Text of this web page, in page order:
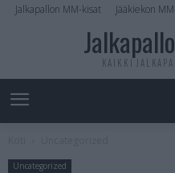
Jalkapallon MM-kisat Jääkiekon
KAIKKI
Uncategorized